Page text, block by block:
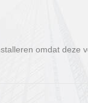
omdat deze